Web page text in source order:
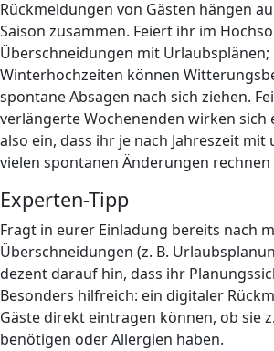
Rückmeldungen von Gästen hängen
Saison zusammen. Feiert ihr im
Überschneidungen mit Urlaubsplänen;
Winterhochzeiten können
spontane Absagen nach sich ziehen.
verlängerte Wochenenden wirken sich
also ein, dass ihr je nach Jahreszeit
vielen spontanen Änderungen rechnen
Experten-Tipp
Fragt in eurer Einladung bereits nach
Überschneidungen (z. B.
dezent darauf hin, dass ihr
Besonders hilfreich: ein digitaler
Gäste direkt eintragen können, ob sie
benötigen oder Allergien haben.